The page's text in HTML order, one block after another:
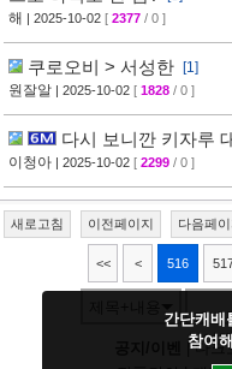
해 | 2025-10-02 [ 2377 / 0 ]
쿠로오비 > 서성한
[1]
원잘알 | 2025-10-02 [ 1828 / 0 ]
다시 보니깐 키자루
이청아 | 2025-10-02 [ 2299 / 0 ]
새로고침 이전페이지 다음페
<< < 516
|다크
간단캐배
참여